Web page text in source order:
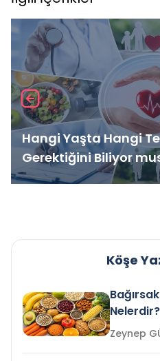
Hangi Yaşta Hangi
Gerektiğini Biliyor
Köşe
Nelerdir?